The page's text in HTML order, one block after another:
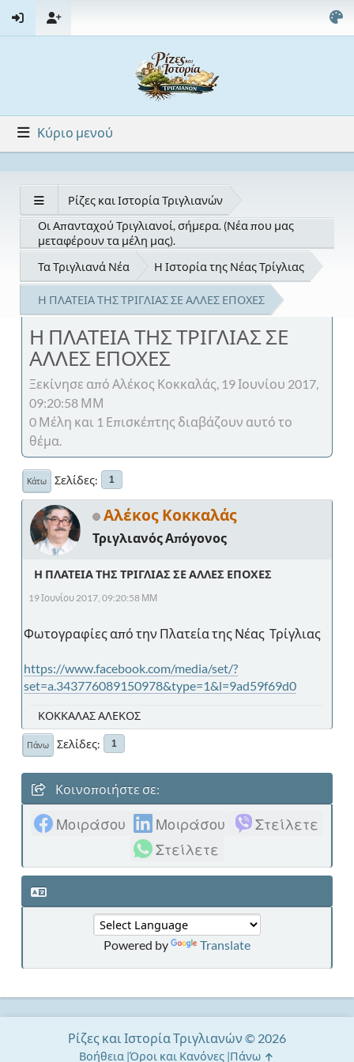
Κύριο μενού
Ρίζες και Ιστορία Τριγλιανών
Οι Απανταχού Τριγλιανοί, σήμερα. (Νέα που μας
μεταφέρουν τα μέλη μας).
Τα Τριγλιανά Νέα
Η Ιστορία της Νέας Τρίγλιας
Η ΠΛΑΤΕΙΑ ΤΗΣ ΤΡΙΓΛΙΑΣ ΣΕ ΑΛΛΕΣ ΕΠΟΧΕΣ
Η ΠΛΑΤΕΙΑ ΤΗΣ ΤΡΙΓΛΙΑΣ ΣΕ
ΑΛΛΕΣ ΕΠΟΧΕΣ
Ξεκίνησε από Αλέκος Κοκκαλάς, 19 Ιουνίου 2017,
09:20:58 ΜΜ
0 Μέλη και 1 Επισκέπτης διαβάζουν αυτό το
θέμα.
Κάτω Σελίδες 1
Αλέκος Κοκκαλάς
Τριγλιανός Απόγονος
Η ΠΛΑΤΕΙΑ ΤΗΣ ΤΡΙΓΛΙΑΣ ΣΕ ΑΛΛΕΣ ΕΠΟΧΕΣ
19 Ιουνίου 2017, 09:20:58 ΜΜ
Φωτογραφίες από την Πλατεία της Νέας Τρίγλιας
https://www.facebook.com/media/set/?
set=a.343776089150978&type=1&l=9ad59f69d0
ΚΟΚΚΑΛΑΣ ΑΛΕΚΟΣ
Πάνω Σελίδες 1
Κοινοποιήστε σε:
Μοιράσου Μοιράσου
Στείλετε
Στείλετε
Powered by Translate
Ρίζες και Ιστορία Τριγλιανών © 2026
Βοήθεια Όροι και Κανόνες Πάνω